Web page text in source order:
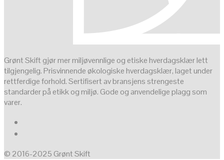
Grønt Skift gjør mer miljøvennlige og etiske hverdagsklær lett
tilgjengelig. Prisvinnende økologiske hverdagsklær, laget under
rettferdige forhold. Sertifisert av bransjens strengeste
standarder på etikk og miljø. Gode og anvendelige plagg som
varer.
© 2016-2025 Grønt Skift